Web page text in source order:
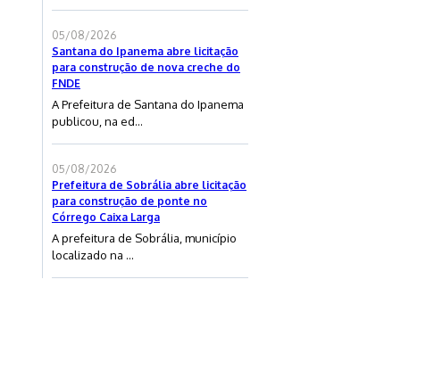
05/08/2026
Santana do Ipanema abre licitação
para construção de nova creche do
FNDE
A Prefeitura de Santana do Ipanema
publicou, na ed...
05/08/2026
Prefeitura de Sobrália abre licitação
para construção de ponte no
Córrego Caixa Larga
A prefeitura de Sobrália, município
localizado na ...